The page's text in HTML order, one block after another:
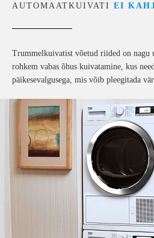
AUTOMAATKUIVATI EI
Trummelkuivatist võetud riided on nagu
rohkem vabas õhus kuivatamine, kus
päikesevalgusega, mis võib pleegitada